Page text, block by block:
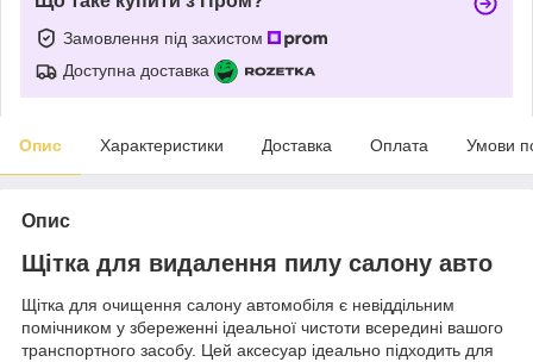
Замовлення під захистом
Доступна доставка
Опис Характеристики Доставка Оплата Умови
Опис
Щітка для видалення пилу салону авто
Щітка для очищення салону автомобіля є невіддільним
помічником у збереженні ідеальної чистоти всередині вашого
транспортного засобу. Цей аксесуар ідеально підходить для